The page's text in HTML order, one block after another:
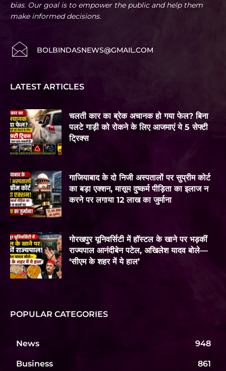
bias. Our goal is to empower the public and help them
make informed decisions.
BOLBINDASNEWS@GMAIL.COM
LATEST ARTICLES
चलती कार का ब्रेक अचानक हो गया फेल? बिना
पलटे गाड़ी को रोकने के लिए आजमाएं ये 5 सेफ्टी
ट्रिक्स
गाजियाबाद के दो निजी अस्पतालों पर सुप्रीम कोर्ट
का बड़ा एक्शन, मासूम दुष्कर्म पीड़िता का इलाज न
करने पर लगाया 12 लाख का जुर्माना
गोरखपुर यूनिवर्सिटी में हॉस्टल के खाने पर भड़कीं
राज्यपाल आनंदीबेन पटेल, अखिलेश यादव बोले—
‘सीएम के शहर में ये हाल’
POPULAR CATEGORIES
News 948
Business 861